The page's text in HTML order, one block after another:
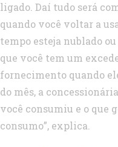
ligado. Daí tudo será
quando você voltar a
tempo esteja nublado
que você tem um
fornecimento quando
do mês, a
você consumiu e o que
consumo”, explica.